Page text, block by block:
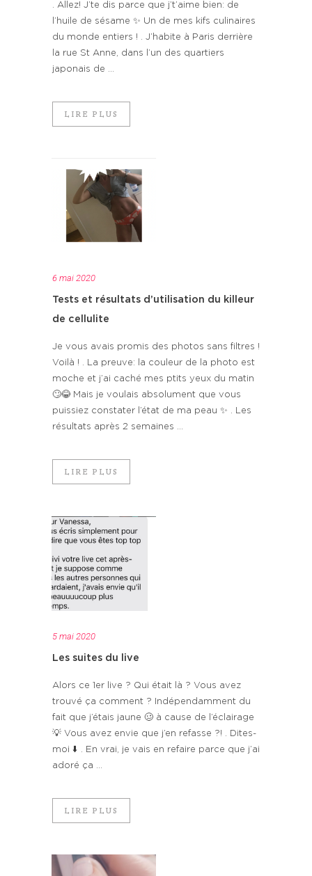
. Allez! J’te dis parce que j’t’aime bien: de
l’huile de sésame ✨ Un de mes kifs culinaires
du monde entiers ! . J’habite à Paris derrière
la rue St Anne, dans l’un des quartiers
japonais de ...
LIRE PLUS
6 mai 2020
Tests et résultats d’utilisation du killeur
de cellulite
Je vous avais promis des photos sans filtres !
Voilà ! . La preuve: la couleur de la photo est
moche et j’ai caché mes ptits yeux du matin
🙄😂 Mais je voulais absolument que vous
puissiez constater l’état de ma peau ✨ . Les
résultats après 2 semaines ...
LIRE PLUS
5 mai 2020
Les suites du live
Alors ce 1er live ? Qui était là ? Vous avez
trouvé ça comment ? Indépendamment du
fait que j’étais jaune 🥴 à cause de l’éclairage
💡 Vous avez envie que j’en refasse ?! . Dites-
moi ⬇️ . En vrai, je vais en refaire parce que j’ai
adoré ça ...
LIRE PLUS